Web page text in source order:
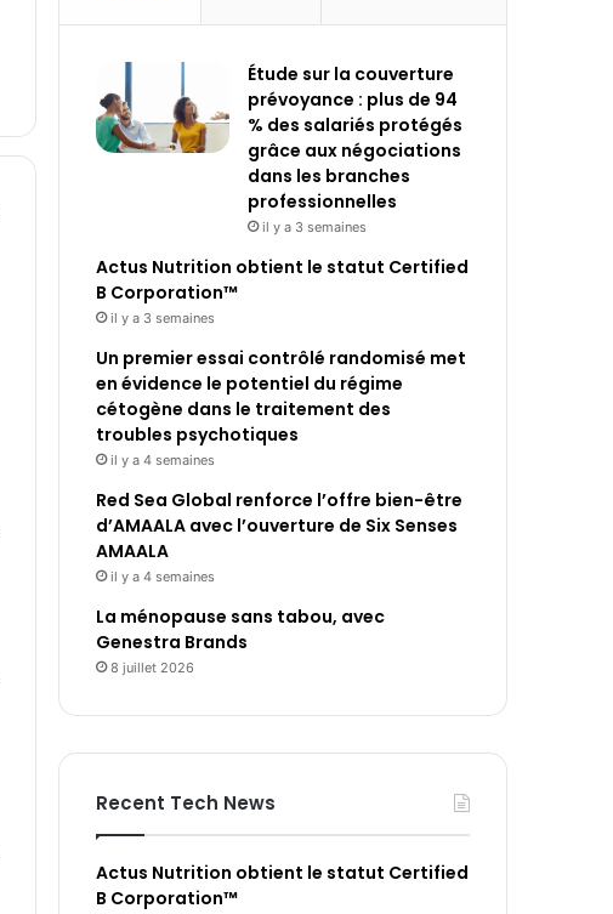
Étude sur la couverture
prévoyance : plus de 94
% des salariés protégés
grâce aux négociations
dans les branches
professionnelles
il y a 3 semaines
Actus Nutrition obtient le statut Certified
B Corporation™
il y a 3 semaines
Un premier essai contrôlé randomisé met
en évidence le potentiel du régime
cétogène dans le traitement des
troubles psychotiques
il y a 4 semaines
Red Sea Global renforce l’offre bien-être
d’AMAALA avec l’ouverture de Six Senses
AMAALA
il y a 4 semaines
La ménopause sans tabou, avec
Genestra Brands
8 juillet 2026
Recent Tech News
Actus Nutrition obtient le statut Certified
B Corporation™